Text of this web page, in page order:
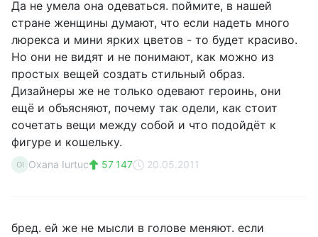
Да не умела она одеваться. поймите, в нашей
стране женщины думают, что если надеть много
люрекса и мини ярких цветов - то будет красиво.
Но они не видят и не понимают, как можно из
простых вещей создать стильный образ.
Дизайнеры же не только одевают героинь, они
ещё и объясняют, почему так одели, как стоит
сочетать вещи между собой и что подойдёт к
фигуре и кошельку.
OI Oxana Iurtuc 57 147 20.05.2011
бред. ей же не мысли в голове меняют. если